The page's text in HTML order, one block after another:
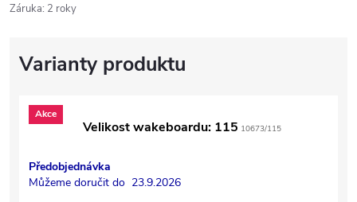
Záruka: 2 roky
Akce
Velikost wakeboardu: 115 10673/115
Předobjednávka
Můžeme doručit do 23.9.2026